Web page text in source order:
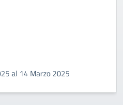
al 14 Marzo 2025